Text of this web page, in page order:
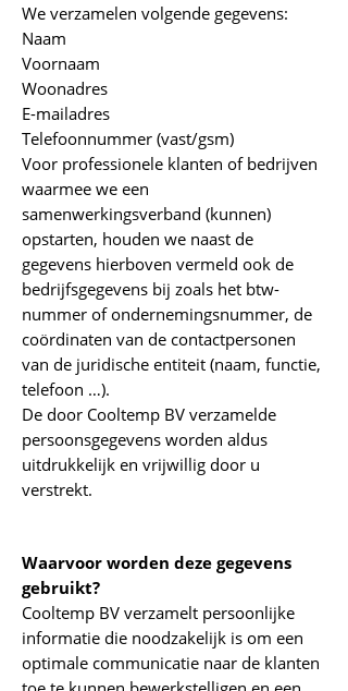
We verzamelen volgende gegevens:
Naam
Voornaam
Woonadres
E-mailadres
Telefoonnummer (vast/gsm)
Voor professionele klanten of bedrijven
waarmee we een
samenwerkingsverband (kunnen)
opstarten, houden we naast de
gegevens hierboven vermeld ook de
bedrijfsgegevens bij zoals het btw-
nummer of ondernemingsnummer, de
coördinaten van de contactpersonen
van de juridische entiteit (naam, functie,
telefoon …).
De door Cooltemp BV verzamelde
persoonsgegevens worden aldus
uitdrukkelijk en vrijwillig door u
verstrekt.
Waarvoor worden deze gegevens
gebruikt?
Cooltemp BV verzamelt persoonlijke
informatie die noodzakelijk is om een
optimale communicatie naar de klanten